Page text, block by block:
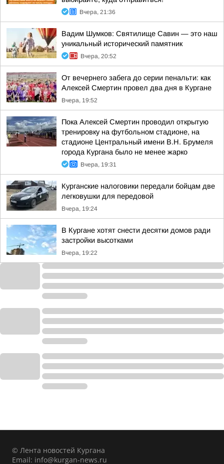
Вчера, 21:36
Вадим Шумков: Святилище Савин — это наш
уникальный исторический памятник
Вчера, 20:52
От вечернего забега до серии пенальти: как
Алексей Смертин провел два дня в Кургане
Вчера, 19:52
Пока Алексей Смертин проводил открытую
тренировку на футбольном стадионе, на
стадионе Центральный имени В.Н. Брумеля
города Кургана было не менее жарко
Вчера, 19:31
Курганские налоговики передали бойцам две
легковушки для передовой
Вчера, 19:24
В Кургане хотят снести десятки домов ради
застройки высотками
Вчера, 19:22
© Лента новостей Кургана
Email: info@kurgan-news.ru